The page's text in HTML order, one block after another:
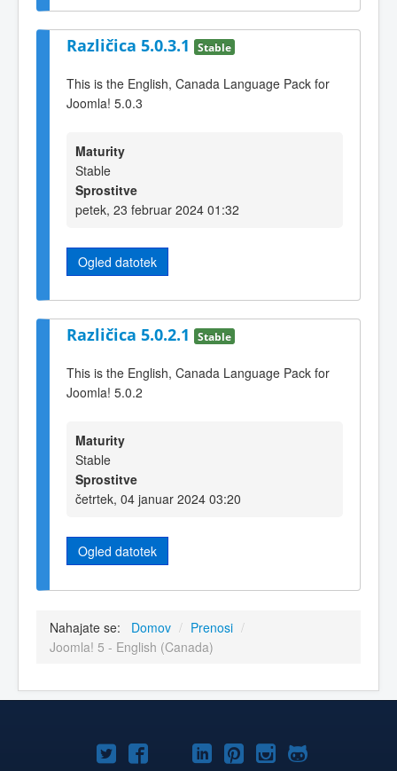
Različica 5.0.3.1 Stable
This is the English, Canada Language Pack for
Joomla! 5.0.3
Maturity
Stable
Sprostitve
petek, 23 februar 2024 01:32
Ogled datotek
Različica 5.0.2.1 Stable
This is the English, Canada Language Pack for
Joomla! 5.0.2
Maturity
Stable
Sprostitve
četrtek, 04 januar 2024 03:20
Ogled datotek
Nahajate se: Domov / Prenosi /
Joomla! 5 - English (Canada)
Joomla!Joomla!Joomla!
Joomla!Joomla!
Joomla!Joomla!